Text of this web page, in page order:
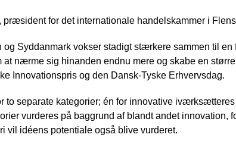
præsident for det internationale handelskammer i
Syddanmark vokser stadigt stærkere sammen til
at nærme sig hinanden endnu mere og skabe en
Innovationspris og den Dansk-Tyske Erhvervsdag.
to separate kategorier; én for innovative
vurderes på baggrund af blandt andet innovation,
vil idéens potentiale også blive vurderet.